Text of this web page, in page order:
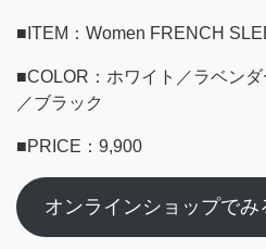
■ITEM：Women FRENCH
■COLOR：ホワイト／ラベン
／ブラック
■PRICE：9,900
オンラインショップでみ